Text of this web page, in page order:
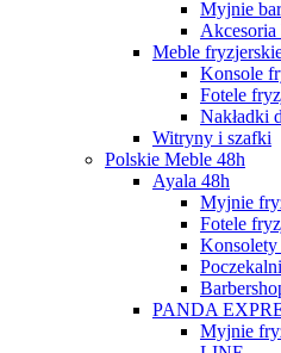
Myjnie
Akcesoria
Meble
Konsole
Fotele
Nakładki
Witryny i szafki
Polskie Meble 48h
Ayala 48h
Myjnie
Fotele
Konsolety
PANDA
Myjnie